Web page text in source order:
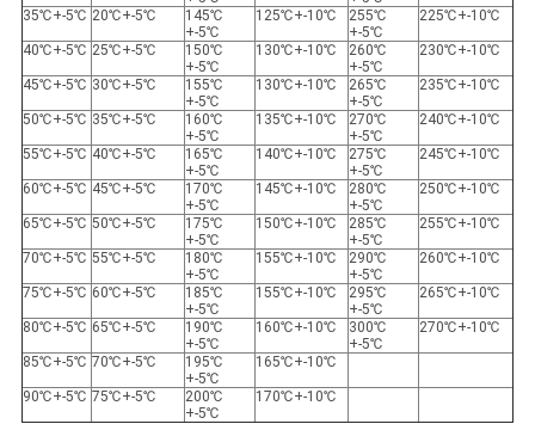
35℃+-5℃ 20℃+-5℃
145℃
+-5℃
125℃+-10℃
255℃
+-5℃
225℃+-10℃
40℃+-5℃ 25℃+-5℃
150℃
+-5℃
130℃+-10℃
260℃
+-5℃
230℃+-10℃
45℃+-5℃ 30℃+-5℃
155℃
+-5℃
130℃+-10℃
265℃
+-5℃
235℃+-10℃
50℃+-5℃ 35℃+-5℃
160℃
+-5℃
135℃+-10℃
270℃
+-5℃
240℃+-10℃
55℃+-5℃ 40℃+-5℃
165℃
+-5℃
140℃+-10℃
275℃
+-5℃
245℃+-10℃
60℃+-5℃ 45℃+-5℃
170℃
+-5℃
145℃+-10℃
280℃
+-5℃
250℃+-10℃
65℃+-5℃ 50℃+-5℃
175℃
+-5℃
150℃+-10℃
285℃
+-5℃
255℃+-10℃
70℃+-5℃ 55℃+-5℃
180℃
+-5℃
155℃+-10℃
290℃
+-5℃
260℃+-10℃
75℃+-5℃ 60℃+-5℃
185℃
+-5℃
155℃+-10℃
295℃
+-5℃
265℃+-10℃
80℃+-5℃ 65℃+-5℃
190℃
+-5℃
160℃+-10℃
300℃
+-5℃
270℃+-10℃
85℃+-5℃ 70℃+-5℃
195℃
+-5℃
165℃+-10℃
90℃+-5℃ 75℃+-5℃
200℃
+-5℃
170℃+-10℃